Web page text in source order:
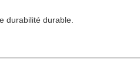
durabilité durable.